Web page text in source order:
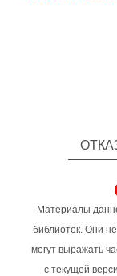
Материалы
библиотек. Они
могут выражать
с текущей